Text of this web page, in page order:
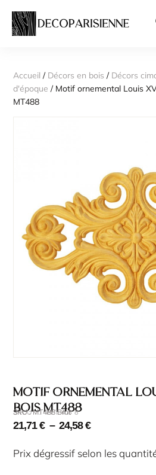
Accueil / Décors en bois / Décors
d'époque / Motif ornemental Louis
MT488
Motif ornemental Louis
bois MT488
SKU : MT488
SKU : MT488 Brut
21,71€ – 24,58€
Prix dégressif selon les